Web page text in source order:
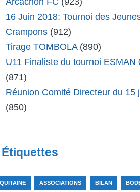
16 Juin 2018: Tournoi des
Crampons (912)
Tirage TOMBOLA (890)
U11 Finaliste du tournoi ESMAN
(871)
Réunion Comité Directeur du 15
(850)
Étiquettes
ASSOCIATIONS BILAN